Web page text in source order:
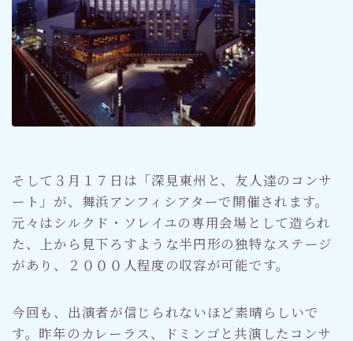
そして３月１７日は「深見東州と、友人達のコンサ
ート」が、舞浜アンフィシアターで開催されます。
元々はシルクド・ソレイユの専用会場として造られ
た、上から見下ろすような半円形の独特なステージ
があり、２０００人程度の収容が可能です。
今回も、出演者が信じられないほど素晴らしいで
す。昨年のカレーラス、ドミンゴと共演したコンサ